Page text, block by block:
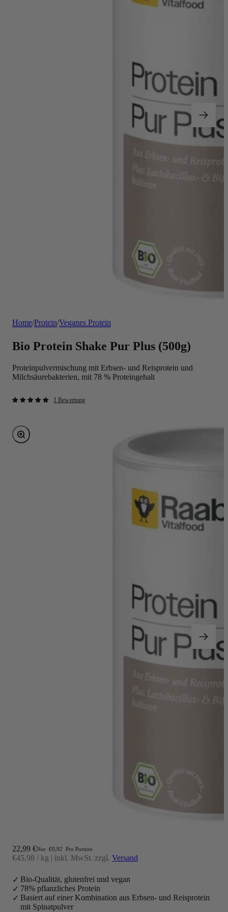
Home/Protein/Veganes Protein
Bio Protein Shake Pur Plus (500g)
Proteinpulvermischung mit Erbsen- und Reisprotein und
Milchsäurebakterien, mit 78 % Proteingehalt
1 Bewertung
Bild vergrößern
Angebot
22,99 €Nur €0,92 Pro Portion
€45,98 / kg | inkl. MwSt. zzgl. Versand
Bio-Qualität, glutenfrei und vegan
78% pflanzliches Protein
Basiert auf einer Kombination aus Erbsen- und Reisprotein
mit Spinatpulver